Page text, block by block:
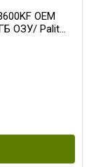
OEM
ОЗУ/ Palit
3xDP